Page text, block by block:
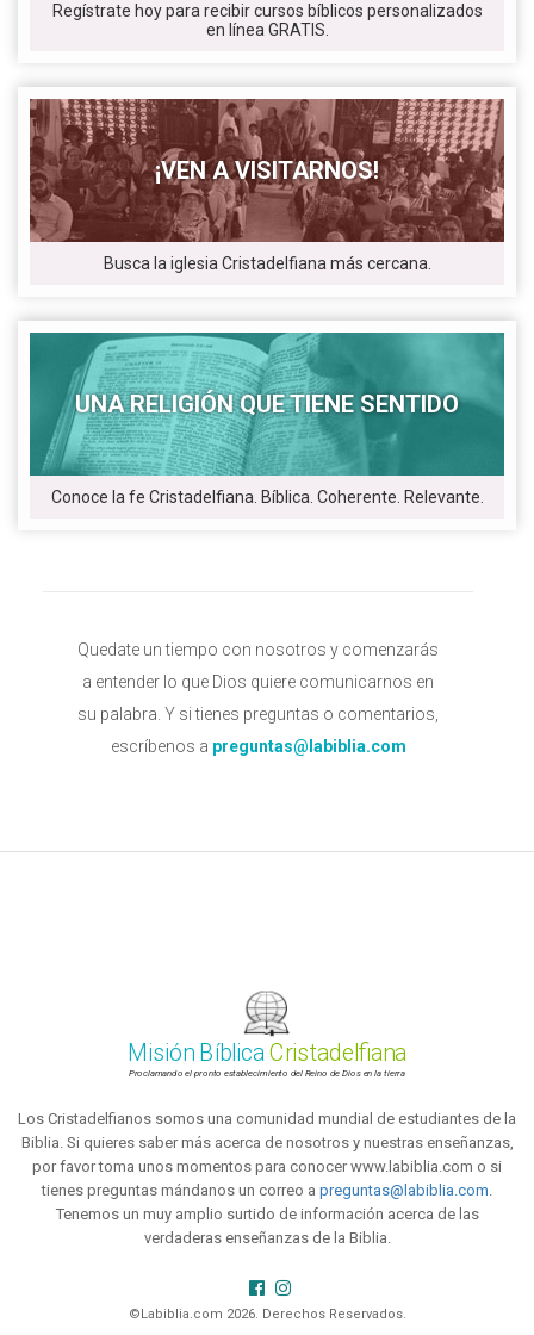
Regístrate hoy para recibir cursos bíblicos personalizados
en línea GRATIS.
¡VEN A VISITARNOS!
Busca la iglesia Cristadelfiana más cercana.
UNA RELIGIÓN QUE TIENE SENTIDO
Conoce la fe Cristadelfiana. Bíblica. Coherente. Relevante.
Quedate un tiempo con nosotros y comenzarás
a entender lo que Dios quiere comunicarnos en
su palabra. Y si tienes preguntas o comentarios,
escríbenos a preguntas@labiblia.com
Misión BíblicaCristadelfiana
Proclamando el pronto establecimiento del Reino de Dios en la tierra
Los Cristadelfianos somos una comunidad mundial de estudiantes de la
Biblia. Si quieres saber más acerca de nosotros y nuestras enseñanzas,
por favor toma unos momentos para conocer www.labiblia.com o si
tienes preguntas mándanos un correo a preguntas@labiblia.com
Tenemos un muy amplio surtido de información acerca de las
verdaderas enseñanzas de la Biblia.
©Labiblia.com 2026. Derechos Reservados.